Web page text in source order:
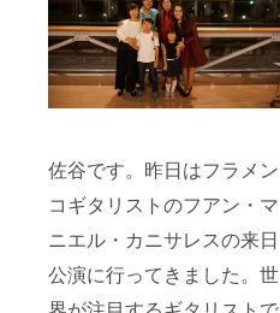
佐谷です。昨日はフラメン
コギタリストのフアン・マ
ニエル・カニサレスの来日
公演に行ってきました。世